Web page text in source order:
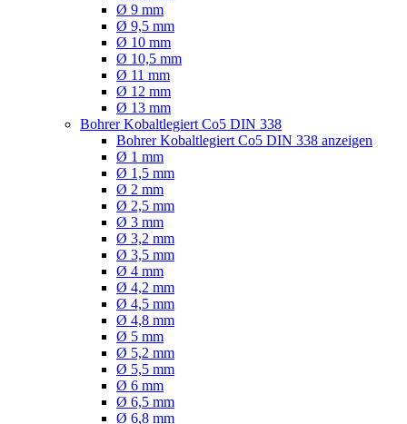
Ø 9 mm
Ø 9,5 mm
Ø 10 mm
Ø 10,5 mm
Ø 11 mm
Ø 12 mm
Ø 13 mm
Bohrer Kobaltlegiert Co5 DIN 338
Bohrer Kobaltlegiert Co5 DIN 338 anzeigen
Ø 1 mm
Ø 1,5 mm
Ø 2 mm
Ø 2,5 mm
Ø 3 mm
Ø 3,2 mm
Ø 3,5 mm
Ø 4 mm
Ø 4,2 mm
Ø 4,5 mm
Ø 4,8 mm
Ø 5 mm
Ø 5,2 mm
Ø 5,5 mm
Ø 6 mm
Ø 6,5 mm
Ø 6,8 mm